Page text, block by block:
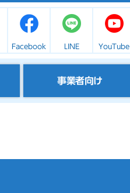
Facebook LINE YouTube
事業者向け